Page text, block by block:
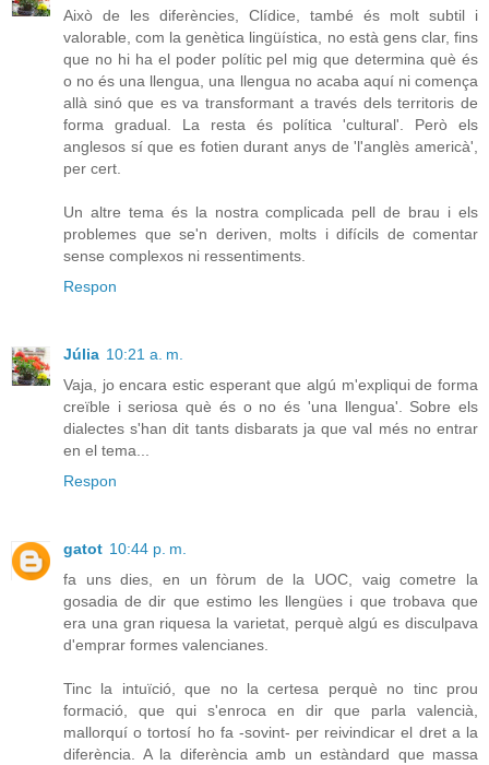
Això de les diferències, Clídice, també és molt subtil i
valorable, com la genètica lingüística, no està gens clar, fins
que no hi ha el poder polític pel mig que determina què és
o no és una llengua, una llengua no acaba aquí ni comença
allà sinó que es va transformant a través dels territoris de
forma gradual. La resta és política 'cultural'. Però els
anglesos sí que es fotien durant anys de 'l'anglès americà',
per cert.
Un altre tema és la nostra complicada pell de brau i els
problemes que se'n deriven, molts i difícils de comentar
sense complexos ni ressentiments.
Respon
Júlia 10:21 a. m.
Vaja, jo encara estic esperant que algú m'expliqui de forma
creïble i seriosa què és o no és 'una llengua'. Sobre els
dialectes s'han dit tants disbarats ja que val més no entrar
en el tema...
Respon
gatot 10:44 p. m.
fa uns dies, en un fòrum de la UOC, vaig cometre la
gosadia de dir que estimo les llengües i que trobava que
era una gran riquesa la varietat, perquè algú es disculpava
d'emprar formes valencianes.
Tinc la intuïció, que no la certesa perquè no tinc prou
formació, que qui s'enroca en dir que parla valencià,
mallorquí o tortosí ho fa -sovint- per reivindicar el dret a la
diferència. A la diferència amb un estàndard que massa